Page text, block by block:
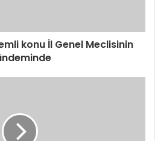
konu İl Genel Meclisinin